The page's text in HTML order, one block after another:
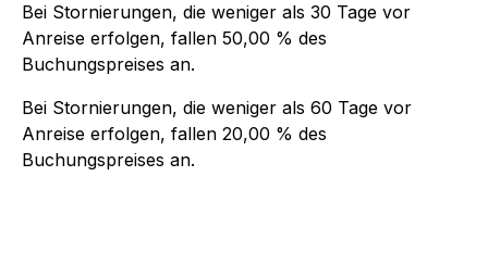
Bei Stornierungen, die weniger als 30 Tage vor
Anreise erfolgen, fallen 50,00 % des
Buchungspreises an.
Bei Stornierungen, die weniger als 60 Tage vor
Anreise erfolgen, fallen 20,00 % des
Buchungspreises an.